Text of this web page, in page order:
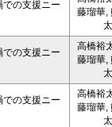
の支援ニー
藤瑠華,
太
の支援ニー
高橋裕
藤瑠華,
太
の支援ニー
高橋裕
藤瑠華,
太